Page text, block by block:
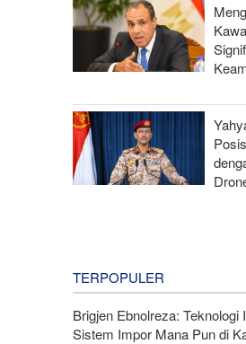
TERPOPULER
Brigjen Ebnolreza: Teknologi
Sistem Impor Mana Pun di